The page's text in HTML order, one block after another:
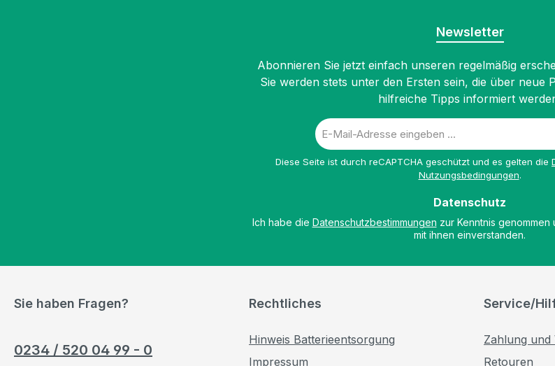
Newsletter
Abonnieren Sie jetzt einfach unseren regelmäßig
Sie werden stets unter den Ersten sein, die über neue
hilfreiche Tipps informiert
E-
Mail-
Diese Seite ist durch reCAPTCHA geschützt und es gelten die
Nutzungsbedingungen.
Datenschutz
Ich habe die Datenschutzbestimmungen zur Kenntnis genommen
mit ihnen einverstanden.
Sie haben Fragen?
0234 / 520 04 99 - 0
Rechtliches
Hinweis Batterieentsorgung
Impressum
Service/
Zahlung und
Retouren